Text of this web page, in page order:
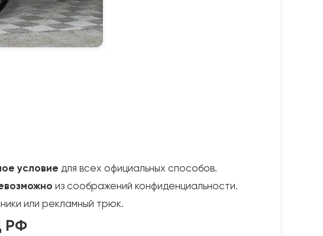
условие для всех официальных способов.
из соображений конфиденциальности.
или рекламный трюк.
РФ